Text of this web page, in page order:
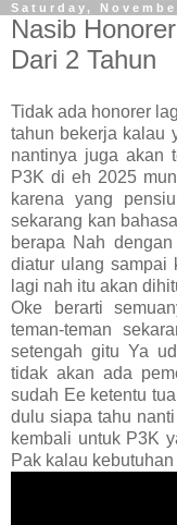
Saturday,
Nasib
Dari 2 Tahun
Tidak ada honorer
tahun bekerja kalau
nantinya juga akan
P3K di eh 2025
karena yang
sekarang kan
berapa Nah
diatur ulang sampai
lagi nah itu akan
Oke berarti
teman-teman
setengah gitu Ya
tidak akan ada
sudah Ee ketentu
dulu siapa tahu
kembali untuk P3K
Pak kalau